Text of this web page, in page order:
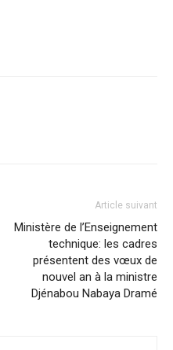
Article suivant
Ministère de l’Enseignement
technique: les cadres
présentent des vœux de
nouvel an à la ministre
Djénabou Nabaya Dramé